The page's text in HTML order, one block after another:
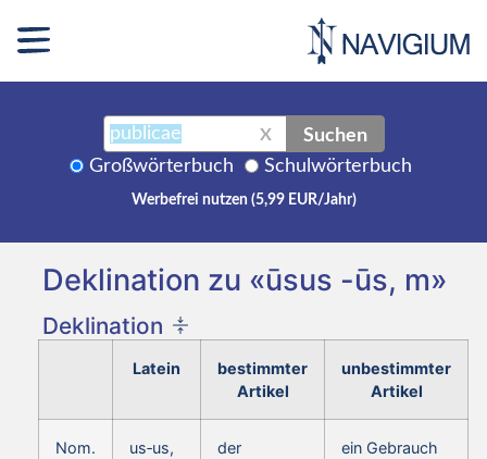
X Suchen
Großwörterbuch Schulwörterbuch
Werbefrei nutzen (5,99 EUR/Jahr)
Deklination zu «ūsus -ūs, m»
Deklination
Latein
bestimmter
Artikel
unbestimmter
Artikel
Nom.
us‑us,
der
ein Gebrauch